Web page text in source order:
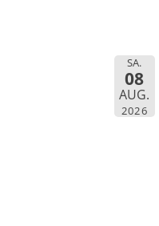
SA.
08
AUG.
2026